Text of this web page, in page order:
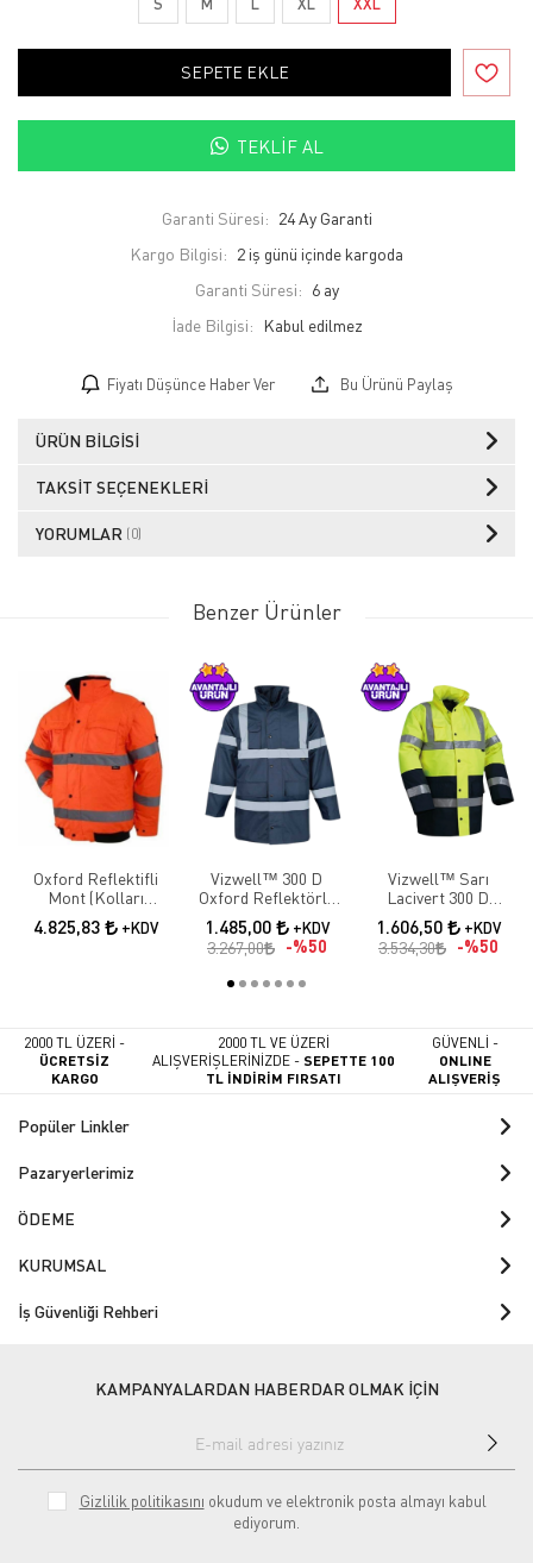
SEPETE EKLE
TEKLIF AL
Garanti Süresi: 24 Ay Garanti
Kargo Bilgisi: 2 iş günü içinde kargoda
Garanti Süresi: 6 ay
İade Bilgisi:
Fiyatı Düşünce Haber Ver Bu Ürünü Paylaş
ÜRÜN BILGISI
TAKSIT SEÇENEKLERI
YORUMLAR (0)
Benzer Ürünler
Oxford Reflektifli
Mont (Kolları
Çıkmalı)
4.825,83 +KDV
Vizwell™ 300 D
Oxford Reflektörlü
İçi Kapitoneli Lacivert
Parka
1.485,00 +KDV
3.267,00 %50
Vizwell™ Sarı
Lacivert 300 D
Oxford İki Renkli
Reflektörlü Parka
1.606,50 +KDV
3.534,30 %50
2000 TL ÜZERİ -
ÜCRETSİZ
KARGO
2000 TL VE ÜZERİ
ALIŞVERİŞLERİNİZDE -SEPETTE 100
TL İNDİRİM FIRSATI
GÜVENLİ -
ONLINE
ALIŞVERİŞ
Popüler Linkler
Pazaryerlerimiz
ÖDEME
KURUMSAL
İş Güvenliği Rehberi
KAMPANYALARDAN HABERDAR OLMAK İÇİN
Gizlilik politikasını okudum ve elektronik posta almayı kabul
ediyorum.